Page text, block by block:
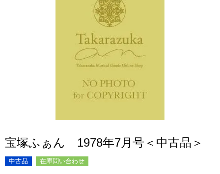
宝塚ふぁん 1978年7月号＜中古品＞
中古品 在庫問い合わせ